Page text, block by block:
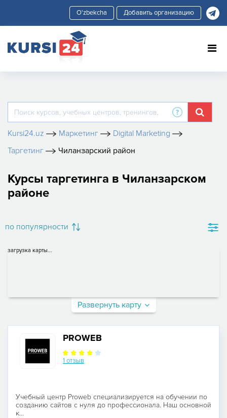
Добавить организацию
Kursi24.uz Маркетинг
Digital Marketing
Таргетинг
Чиланзарский район
Курсы таргетинга в Чиланзарском
районе
по популярности
загрузка карты...
Развернуть карту
PROWEB
1 отзыв
Учебный центр Proweb специализируется на обучении по
созданию сайтов с нуля до профессионала. Наш основной
к...